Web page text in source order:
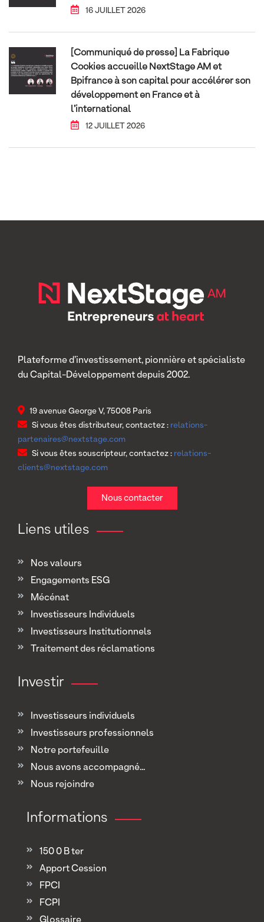
16 JUILLET 2026
[Communiqué de presse] La Fabrique
Cookies accueille NextStage AM et
Bpifrance à son capital pour accélérer son
développement en France et à
l’international
12 JUILLET 2026
Plateforme d’investissement, pionnière et spécialiste
du Capital-Développement depuis 2002.
19 avenue George V, 75008 Paris
Si vous êtes distributeur, contactez : relations-
partenaires@nextstage.com
Si vous êtes souscripteur, contactez : relations-
clients@nextstage.com
Nous contacter
Liens utiles
Nos valeurs
Engagements ESG
Mécénat
Investisseurs Individuels
Investisseurs Institutionnels
Traitement des réclamations
Investir
Investisseurs individuels
Investisseurs professionnels
Notre portefeuille
Nous avons accompagné...
Nous rejoindre
Informations
150 0 B ter
Apport Cession
FPCI
FCPI